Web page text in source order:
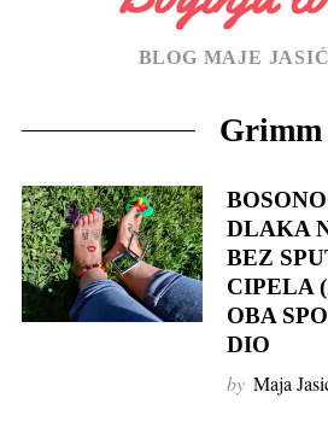
BLOG MAJE
Grimm
DLAKA
BEZ
CIPELA
OBA
DIO
by Maja